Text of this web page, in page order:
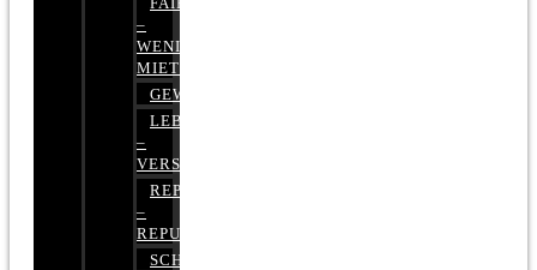
–
WENIGER
MIETE
GEWERBERECHT
LEBENSVERSICHERUNG
–
VERSICHERUNGSRECHT
REPUTATIONSRECHT
–
REPUTATIONSMANAGEMENT
SCHUFARECHT